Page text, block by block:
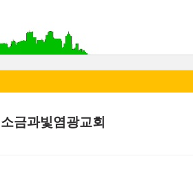
금과빛염광교회